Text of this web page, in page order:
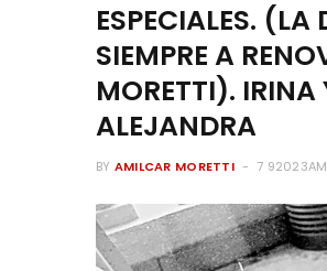
ESPECIALES. (LA
SIEMPRE A
MORETTI). IRINA
ALEJANDRA
BY AMILCAR MORETTI 7